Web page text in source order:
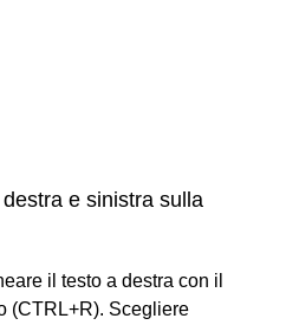
e sinistra sulla
il testo a destra con il
(CTRL+R). Scegliere